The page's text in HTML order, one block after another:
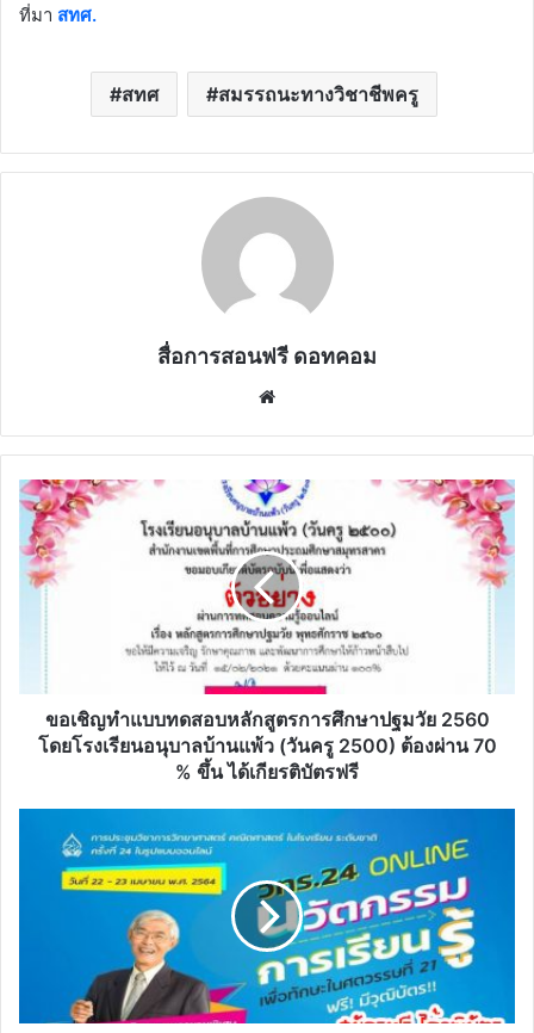
ที่มา สทศ.
สทศ สมรรถนะทางวิชาชีพครู
สื่อการสอนฟรี ดอทคอม
ขอ
เชิญ
ทำ
แบบ
ทดสอบ
หลักสูตร
ปฐมวัย
2560
โดย
2500)
ขอเชิญทำแบบทดสอบหลักสูตรการศึกษาปฐมวัย 2560
โดยโรงเรียนอนุบาลบ้านแพ้ว (วันครู 2500) ต้องผ่าน 70
% ขึ้น ได้เกียรติบัตรฟรี
วิทยาศาสตร์
คณิตศาสตร์
ใน